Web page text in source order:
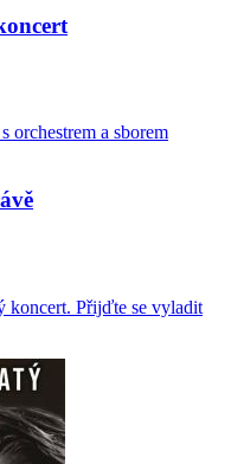
orchestrem a sborem
koncert. Přijďte se vyladit